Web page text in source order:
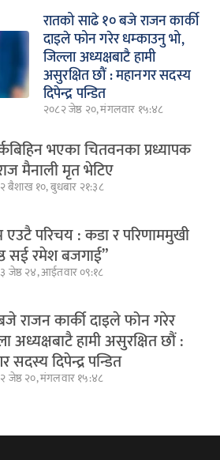
रातको साढे १० बजे राजन कार्की
दाइले फोन गरेर धम्काउनु भो,
जिल्ला अध्यक्षबाटै हामी
असुरक्षित छौं : महानगर सदस्य
दिपेन्द्र पन्डित
२०८२ जेष्ठ २०, मंगलवार १५:४८
भएका चितवनका प्रध्यापक
मैनाली मृत भेटिए
बैशाख १०, बुधबार २१:३८
एउटै परिचय : कडा र परिणाममुखी
सई रमेश बजगाई”
जेष्ठ २४, आईतवार ०९:१८
राजन कार्की दाइले फोन गरेर
अध्यक्षबाटै हामी असुरक्षित छौं :
सदस्य दिपेन्द्र पन्डित
जेष्ठ २०, मंगलवार १५:४८